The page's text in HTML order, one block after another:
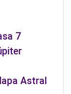
7
Astral